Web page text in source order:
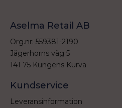
Aselma Retail AB
Org.nr: 559381-2190
Jägerhorns väg 5
141 75 Kungens Kurva
Kundservice
Leveransinformation